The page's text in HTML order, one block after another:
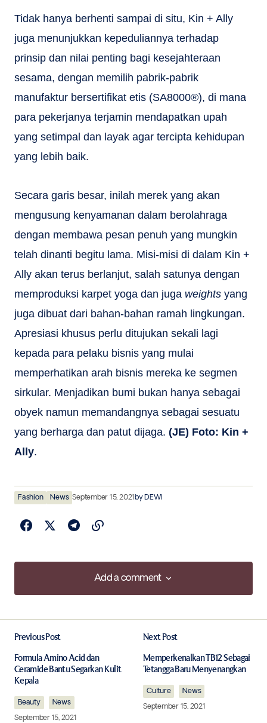
Tidak hanya berhenti sampai di situ, Kin + Ally
juga menunjukkan kepeduliannya terhadap
prinsip dan nilai penting bagi kesejahteraan
sesama, dengan memilih pabrik-pabrik
manufaktur bersertifikat etis (SA8000®), di mana
para pekerjanya terjamin mendapatkan upah
yang setimpal dan layak agar tercipta kehidupan
yang lebih baik.
Secara garis besar, inilah merek yang akan
mengusung kenyamanan dalam berolahraga
dengan membawa pesan penuh yang mungkin
telah dinanti begitu lama. Misi-misi di dalam Kin +
Ally akan terus berlanjut, salah satunya dengan
memproduksi karpet yoga dan juga weights yang
juga dibuat dari bahan-bahan ramah lingkungan.
Apresiasi khusus perlu ditujukan sekali lagi
kepada para pelaku bisnis yang mulai
memperhatikan arah bisnis mereka ke segmen
sirkular. Menjadikan bumi bukan hanya sebagai
obyek namun memandangnya sebagai sesuatu
yang berharga dan patut dijaga. (JE) Foto: Kin +
Ally.
Fashion News September 15, 2021byDEWI
Add a comment
Add a comment
Required fields are marked*
Previous Post
Formula Amino Acid dan
Ceramide Bantu Segarkan Kulit
Kepala
Beauty
News
September 15, 2021
Next Post
Memperkenalkan TB12 Sebagai
Tetangga Baru Menyenangkan
Culture
News
September 15, 2021